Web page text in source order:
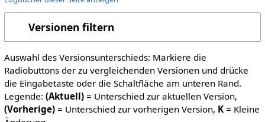
Versionen filtern
Auswahl des Versionsunterschieds: Markiere die
Radiobuttons der zu vergleichenden Versionen und drücke
die Eingabetaste oder die Schaltfläche am unteren Rand.
Legende: (Aktuell)= Unterschied zur aktuellen Version,
(Vorherige)= Unterschied zur vorherigen Version, K= Kleine